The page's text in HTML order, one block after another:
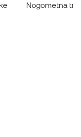
Nogometna